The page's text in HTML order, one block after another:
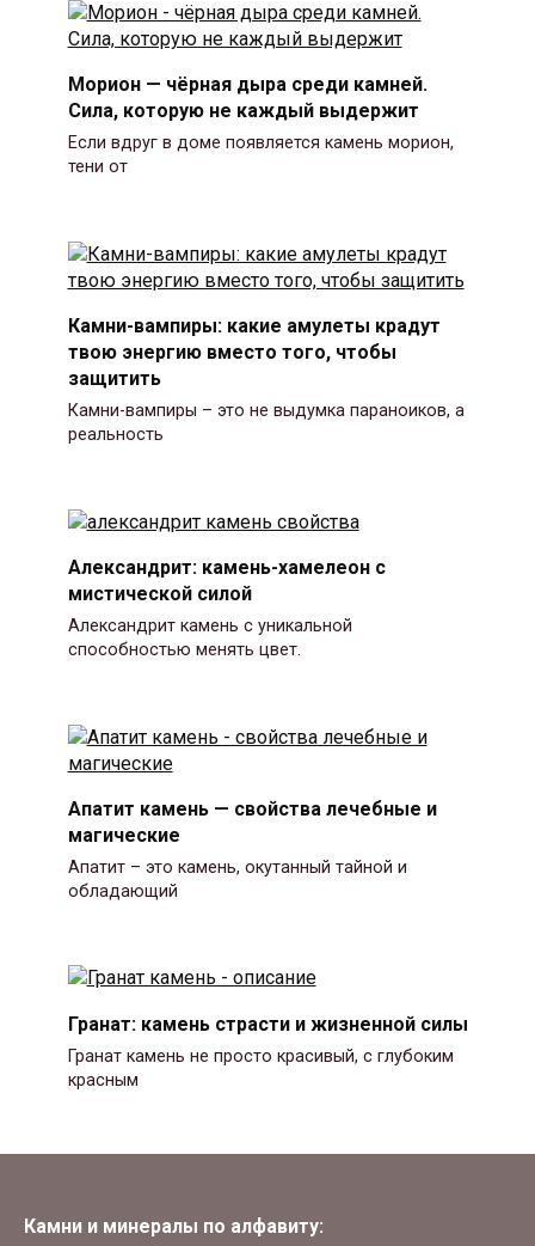
Морион — чёрная дыра среди камней.
Сила, которую не каждый выдержит
Если вдруг в доме появляется камень морион,
тени от
Камни-вампиры: какие амулеты крадут
твою энергию вместо того, чтобы
защитить
Камни-вампиры – это не выдумка параноиков, а
реальность
Александрит: камень-хамелеон с
мистической силой
Александрит камень с уникальной
способностью менять цвет.
Апатит камень — свойства лечебные и
магические
Апатит – это камень, окутанный тайной и
обладающий
Гранат: камень страсти и жизненной силы
Гранат камень не просто красивый, с глубоким
красным
Камни и минералы по алфавиту: